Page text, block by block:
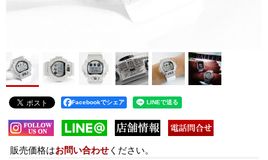
Facebookでシェア
販売価格はお問い合わせ ください。